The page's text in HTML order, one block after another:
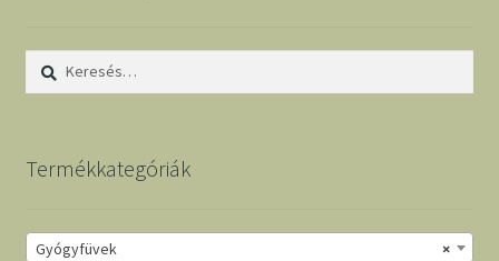
Keresés:
Termékkategóriák
×
Gyógyfüvek